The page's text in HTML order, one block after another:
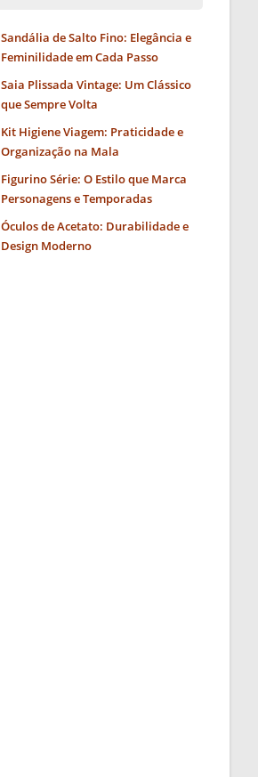
Sandália de Salto Fino: Elegância e
Feminilidade em Cada Passo
Saia Plissada Vintage: Um Clássico
que Sempre Volta
Kit Higiene Viagem: Praticidade e
Organização na Mala
Figurino Série: O Estilo que Marca
Personagens e Temporadas
Óculos de Acetato: Durabilidade e
Design Moderno